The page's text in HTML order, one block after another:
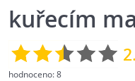
kuřecím
hodnoceno:8